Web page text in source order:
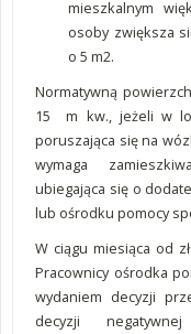
mieszkalnym
osoby zwiększa
o 5 m2.
Normatywną
15 m kw., jeżeli w
poruszająca się na
wymaga
ubiegająca się o
lub ośrodku pomocy
W ciągu miesiąca od
Pracownicy ośrodka
wydaniem decyzji
decyzji